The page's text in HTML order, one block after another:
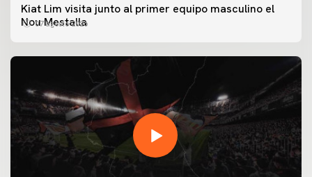
Kiat Lim visita junto al primer equipo masculino el
Nou Mestalla
07 agosto 2026